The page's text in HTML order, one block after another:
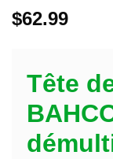
$62.99
Tête